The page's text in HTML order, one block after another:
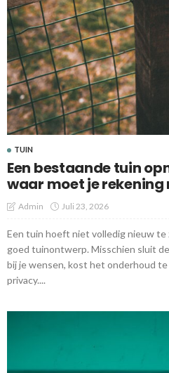
TUIN
Een bestaande tuin
waar moet je rekening
Admin Juli 23, 2026
Een tuin hoeft niet volledig nieuw te
goed tuinontwerp. Misschien sluit
bij je wensen, kost het onderhoud
privacy....